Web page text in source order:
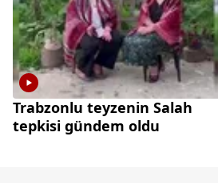
Trabzonlu teyzenin Salah
tepkisi gündem oldu